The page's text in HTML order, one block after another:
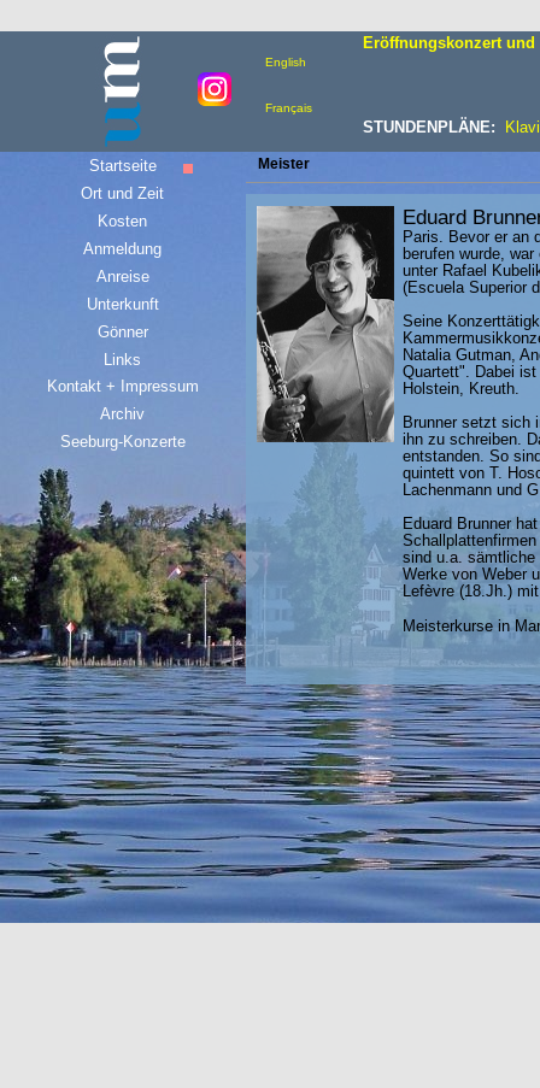
Eröffnungskonzert
STUNDENPLÄNE:
English
Français
Startseite
Ort und Zeit
Kosten
Anmeldung
Anreise
Unterkunft
Kontakt + Impressum
Gönner
Links
Archiv
Seeburg-Konzerte
Meister
Eduard
Paris. Bevor er an
berufen wurde,
unter Rafael
(Escuela Superior
Seine
Natalia Gutman,
Quartett". Dabei
Holstein, Kreuth.
Brunner setzt sich
ihn zu schreiben.
entstanden. So
quintett von T.
Lachenmann und
Eduard Brunner
sind u.a. sämtliche
Werke von Weber
Lefèvre (18.Jh.)
Meisterkurse in